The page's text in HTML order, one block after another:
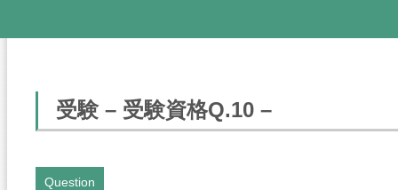
受験 – 受験資格Q.10 –
Question